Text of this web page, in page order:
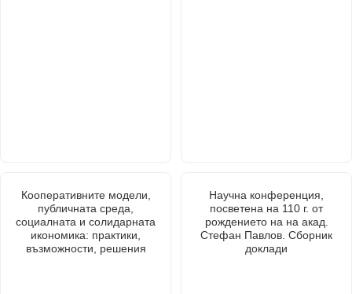
Кооперативните модели,
публичната среда,
социалната и солидарната
икономика: практики,
възможности, решения
Научна конференция,
посветена на 110 г. от
рождението на на акад.
Стефан Павлов. Сборник
доклади